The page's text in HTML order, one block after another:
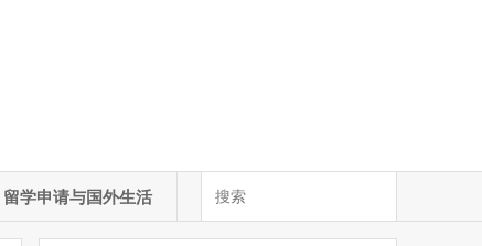
留学申请与国外生活